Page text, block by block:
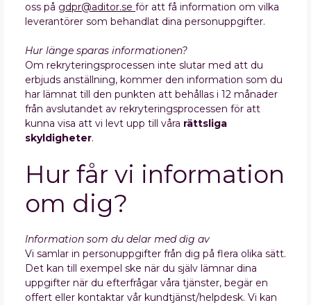
oss på gdpr@aditor.se för att få information om vilka
leverantörer som behandlat dina personuppgifter.
Hur länge sparas informationen?
Om rekryteringsprocessen inte slutar med att du
erbjuds anställning, kommer den information som du
har lämnat till den punkten att behållas i 12 månader
från avslutandet av rekryteringsprocessen för att
kunna visa att vi levt upp till våra rättsliga
skyldigheter.
Hur får vi information
om dig?
Information som du delar med dig av
Vi samlar in personuppgifter från dig på flera olika sätt.
Det kan till exempel ske när du själv lämnar dina
uppgifter när du efterfrågar våra tjänster, begär en
offert eller kontaktar vår kundtjänst/helpdesk. Vi kan